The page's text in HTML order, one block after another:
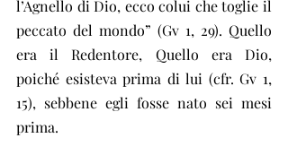
l’Agnello di Dio, ecco colui che toglie il
peccato del mondo” (Gv 1, 29). Quello
era il Redentore, Quello era Dio,
poiché esisteva prima di lui (cfr. Gv 1,
15), sebbene egli fosse nato sei mesi
prima.